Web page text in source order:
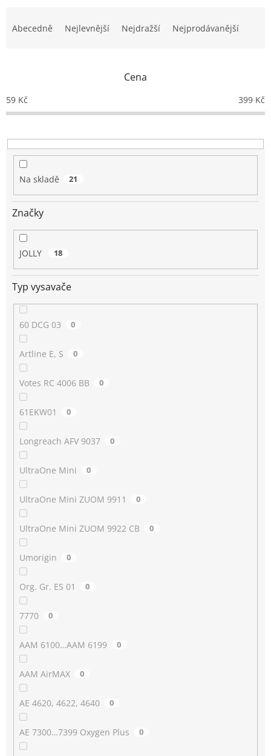
p
r
o
u
Abecedně Nejlevnější Nejdražší Nejprodávanější
Cena
59 Kč 399 Kč
Na skladě 21
Značky
JOLLY 18
Typ vysavače
60 DCG 03 0
Artline E, S 0
Votes RC 4006 BB 0
61EKW01 0
Longreach AFV 9037 0
UltraOne Mini 0
UltraOne Mini ZUOM 9911 0
UltraOne Mini ZUOM 9922 CB 0
Umorigin 0
Org. Gr. ES 01 0
7770 0
AAM 6100…AAM 6199 0
AAM AirMAX 0
AE 4620, 4622, 4640 0
AE 7300…7399 Oxygen Plus 0